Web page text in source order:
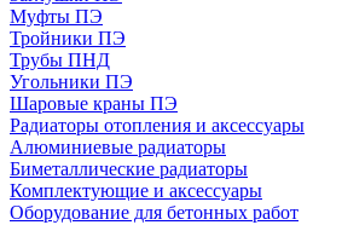
Муфты ПЭ
Тройники ПЭ
Трубы ПНД
Угольники ПЭ
Шаровые краны ПЭ
Радиаторы отопления и аксессуары
Алюминиевые радиаторы
Биметаллические радиаторы
Комплектующие и аксессуары
Оборудование для бетонных работ